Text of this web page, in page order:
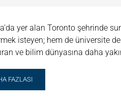
yer alan Toronto şehrinde
isteyen; hem de üniversite
ve bilim dünyasına daha
FAZLASI